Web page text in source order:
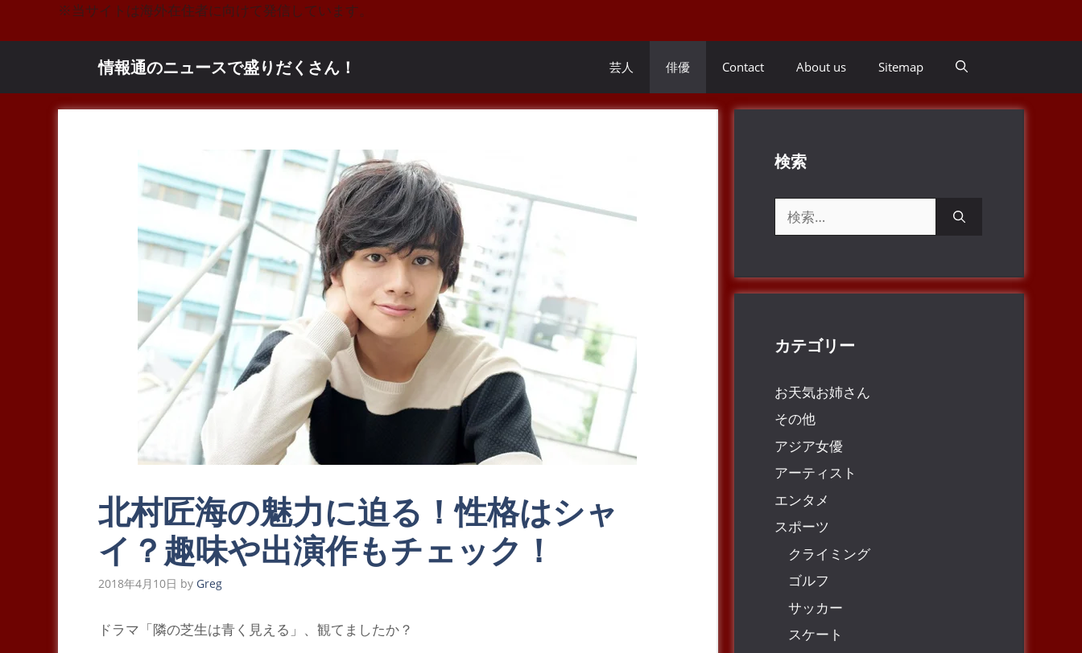
ツ
※当サイトは海外在住者に向けて発信しています。
情報通のニュースで盛りだくさん！ 芸人 俳優 Contact About us Sitemap
北村匠海の魅力に迫る！性格はシャ
イ？趣味や出演作もチェック！
2018年4月10日 by Greg
ドラマ 「隣の芝生は青く見える」 、観てましたか？
検索
索:
カテゴリー
お天気お姉さん
その他
アジア女優
アーティスト
エンタメ
スポーツ
クライミング
ゴルフ
サッカー
スケート